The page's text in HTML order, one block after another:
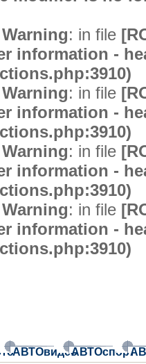
: in file
information -
: in file
information -
: in file
information -
: in file
information -
АВТОвидеоАВТОспорт